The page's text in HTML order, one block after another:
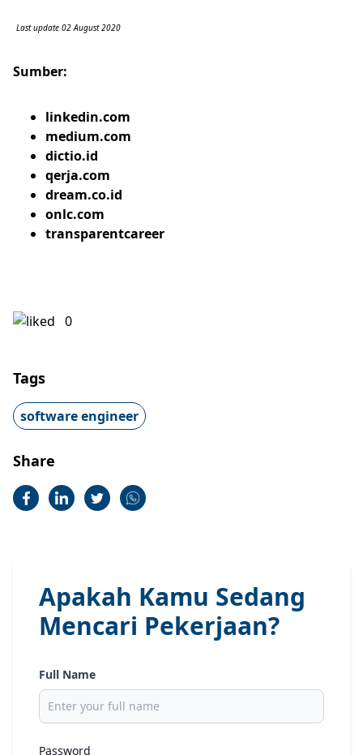
Last update 02 August 2020
Sumber:
linkedin.com
medium.com
dictio.id
qerja.com
dream.co.id
onlc.com
transparentcareer
0
Tags
software engineer
Share
Apakah Kamu Sedang
Mencari Pekerjaan?
Full Name
Password